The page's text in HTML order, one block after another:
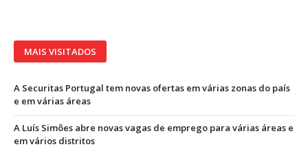
MAIS VISITADOS
A Securitas Portugal tem novas ofertas em várias zonas do país
e em várias áreas
A Luís Simões abre novas vagas de emprego para várias áreas e
em vários distritos